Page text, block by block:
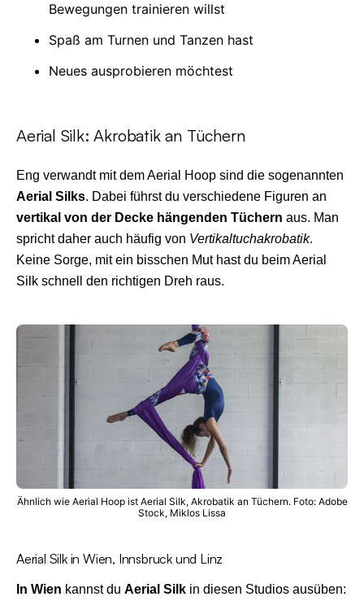
Bewegungen trainieren willst
Spaß am Turnen und Tanzen hast
Neues ausprobieren möchtest
Aerial Silk: Akrobatik an Tüchern
Eng verwandt mit dem Aerial Hoop sind die sogenannten
Aerial Silks. Dabei führst du verschiedene Figuren an
vertikal von der Decke hängenden Tüchern aus. Man
spricht daher auch häufig von Vertikaltuchakrobatik.
Keine Sorge, mit ein bisschen Mut hast du beim Aerial
Silk schnell den richtigen Dreh raus.
Ähnlich wie Aerial Hoop ist Aerial Silk, Akrobatik an Tüchern. Foto: Adobe
Stock, Miklos Lissa
Aerial Silk in Wien, Innsbruck und Linz
In Wien kannst du Aerial Silk in diesen Studios ausüben: